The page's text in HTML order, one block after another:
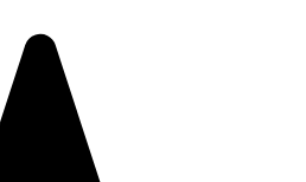
si inchiderea usii in parametri
a ușii.
copii respectă pe deplin reglementările